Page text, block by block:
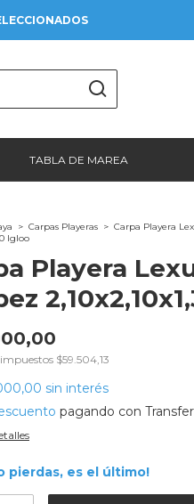
TABLA DE MAREA
> Carpas Playeras > Carpa Playera
Igloo
Playera
$59.504,13
sin interés
pagando con
pierdas, es el último!